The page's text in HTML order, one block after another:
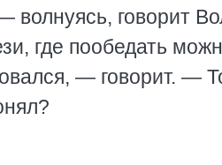
говорит
где пообедать
— говорит. —